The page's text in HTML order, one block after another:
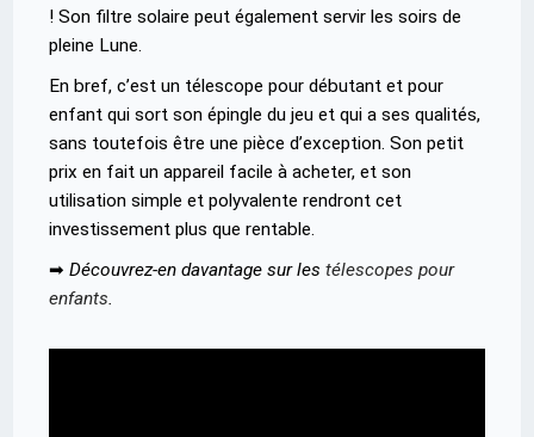
! Son filtre solaire peut également servir les soirs de
pleine Lune.
En bref, c’est un télescope pour débutant et pour
enfant qui sort son épingle du jeu et qui a ses qualités,
sans toutefois être une pièce d’exception. Son petit
prix en fait un appareil facile à acheter, et son
utilisation simple et polyvalente rendront cet
investissement plus que rentable.
➡ Découvrez-en davantage sur les télescopes pour
enfants.